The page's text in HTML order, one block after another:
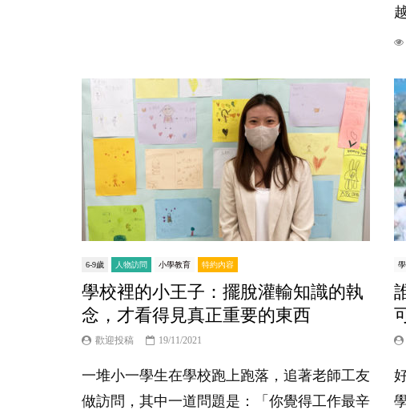
6-9歲 人物訪問 小學教育 特約內容
學校裡的小王子：擺脫灌輸知識的執
念，才看得見真正重要的東西
歡迎投稿 19/11/2021
一堆小一學生在學校跑上跑落，追著老師工友
做訪問，其中一道問題是：「你覺得工作最辛